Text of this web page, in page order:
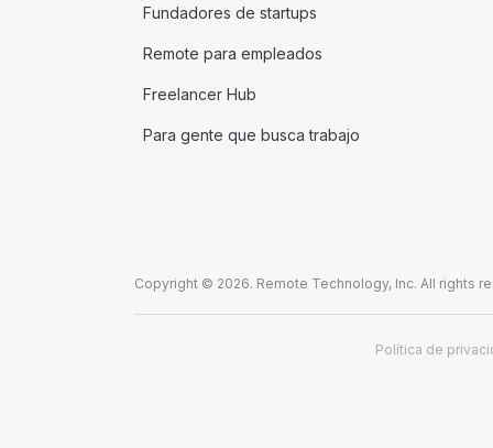
Fundadores de startups
Remote para empleados
Freelancer Hub
Para gente que busca trabajo
Copyright © 2026. Remote Technology, Inc. All rights
Política de